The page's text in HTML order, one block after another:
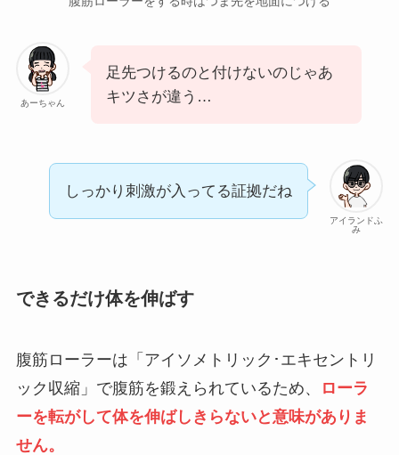
あーちゃん
足先つけるのと付けないのじゃあ
キツさが違う…
アイランドふ
み
しっかり刺激が入ってる証拠だね
できるだけ体を伸ばす
腹筋ローラーは「アイソメトリック･エキセントリ
ック収縮」で腹筋を鍛えられているため、
ローラ
ーを転がして体を伸ばしきらないと意味がありま
せん。